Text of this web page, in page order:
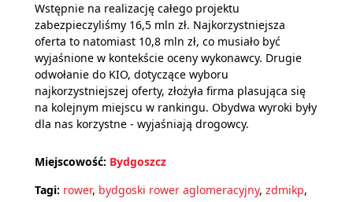
Wstępnie na realizację całego projektu
zabezpieczyliśmy 16,5 mln zł. Najkorzystniejsza
oferta to natomiast 10,8 mln zł, co musiało być
wyjaśnione w kontekście oceny wykonawcy. Drugie
odwołanie do KIO, dotyczące wyboru
najkorzystniejszej oferty, złożyła firma plasująca się
na kolejnym miejscu w rankingu. Obydwa wyroki były
dla nas korzystne - wyjaśniają drogowcy.
Miejscowość: Bydgoszcz
Tagi: rower, bydgoski rower aglomeracyjny, zdmikp,